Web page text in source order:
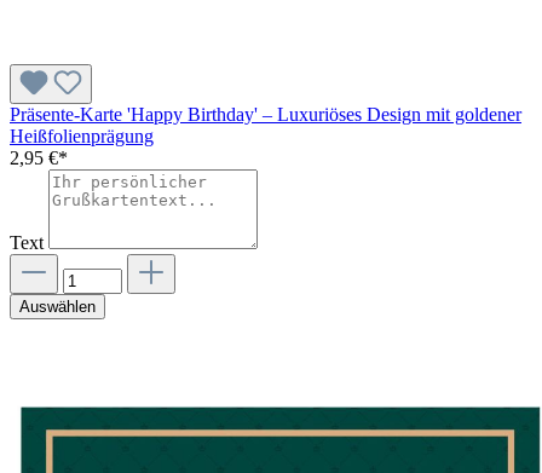
Präsente-Karte 'Happy Birthday' – Luxuriöses Design mit goldener
Heißfolienprägung
2,95 €*
Text
Auswählen